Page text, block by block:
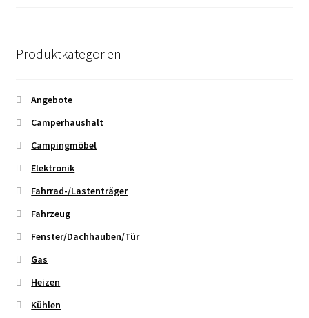
Produktkategorien
Angebote
Camperhaushalt
Campingmöbel
Elektronik
Fahrrad-/Lastenträger
Fahrzeug
Fenster/Dachhauben/Tür
Gas
Heizen
Kühlen